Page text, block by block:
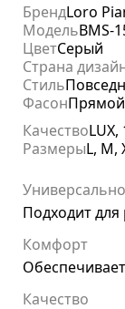
БрендLoro
МодельBMS-
ЦветСерый
Страна
Стиль
ФасонПрямой
Качество
РазмерыL, M,
Подходит для
Комфорт
Качество